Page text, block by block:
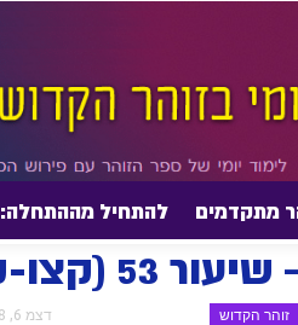
מתקדמים להתחיל מההתחלה: 053 – אדרא רבא – שיעור 53 (קצו-קצח) מתקדמים
זוהר הקדוש דצמ 6, 2018